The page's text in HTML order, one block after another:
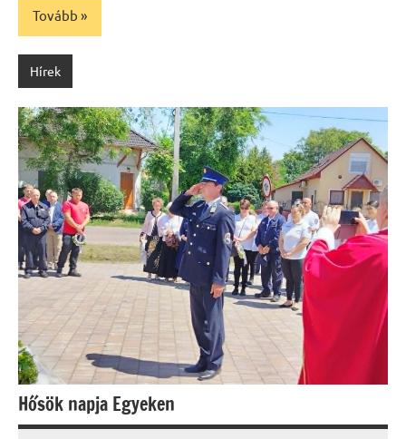
Tovább
Hírek
Hősök napja Egyeken